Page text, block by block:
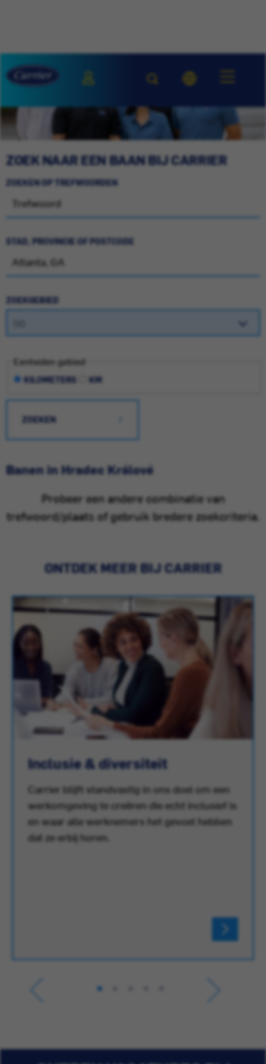
ZOEK NAAR EEN BAAN BIJ CARRIER
ZOEKEN OP TREFWOORDEN
STAD, PROVINCIE OF POSTCODE
ZOEKGEBIED
Eenheden gebied
KILOMETERS KM
ZOEKEN
Banen in Hradec Králové
Probeer een andere combinatie van
trefwoord/plaats of gebruik bredere zoekcriteria.
ONTDEK MEER BIJ CARRIER
Inclusie & diversiteit
Carrier blijft standvastig in ons doel om een
werkomgeving te creëren die echt inclusief is
en waar alle werknemers het gevoel hebben
dat ze erbij horen.